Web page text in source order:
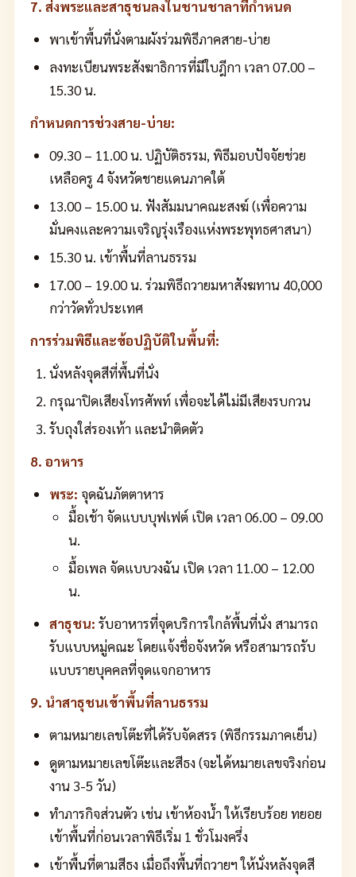
7. ส่งพระและสาธุชนลงในชานชาลาที่กำหนด
พาเข้าพื้นที่นั่งตามผังร่วมพิธีภาคสาย-บ่าย
ลงทะเบียนพระสังฆาธิการที่มีใบฎีกา เวลา 07.00 –
15.30 น.
กำหนดการช่วงสาย-บ่าย:
09.30 – 11.00 น. ปฏิบัติธรรม, พิธีมอบปัจจัยช่วย
เหลือครู 4 จังหวัดชายแดนภาคใต้
13.00 – 15.00 น. ฟังสัมมนาคณะสงฆ์ (เพื่อความ
มั่นคงและความเจริญรุ่งเรืองแห่งพระพุทธศาสนา)
15.30 น. เข้าพื้นที่ลานธรรม
17.00 – 19.00 น. ร่วมพิธีถวายมหาสังฆทาน 40,000
กว่าวัดทั่วประเทศ
การร่วมพิธีและข้อปฏิบัติในพื้นที่:
นั่งหลังจุดสีที่พื้นที่นั่ง
กรุณาปิดเสียงโทรศัพท์ เพื่อจะได้ไม่มีเสียงรบกวน
รับถุงใส่รองเท้า และนำติดตัว
8. อาหาร
พระ: จุดฉันภัตตาหาร
มื้อเช้า จัดแบบบุฟเฟต์ เปิด เวลา 06.00 – 09.00
น.
มื้อเพล จัดแบบวงฉัน เปิด เวลา 11.00 – 12.00
น.
สาธุชน: รับอาหารที่จุดบริการใกล้พื้นที่นั่ง สามารถ
รับแบบหมู่คณะ โดยแจ้งชื่อจังหวัด หรือสามารถรับ
แบบรายบุคคลที่จุดแจกอาหาร
9. นำสาธุชนเข้าพื้นที่ลานธรรม
ตามหมายเลขโต๊ะที่ได้รับจัดสรร (พิธีกรรมภาคเย็น)
ดูตามหมายเลขโต๊ะและสีธง (จะได้หมายเลขจริงก่อน
งาน 3-5 วัน)
ทำภารกิจส่วนตัว เช่น เข้าห้องน้ำ ให้เรียบร้อย ทยอย
เข้าพื้นที่ก่อนเวลาพิธีเริ่ม 1 ชั่วโมงครึ่ง
เข้าพื้นที่ตามสีธง เมื่อถึงพื้นที่ถวายฯ ให้นั่งหลังจุดสี